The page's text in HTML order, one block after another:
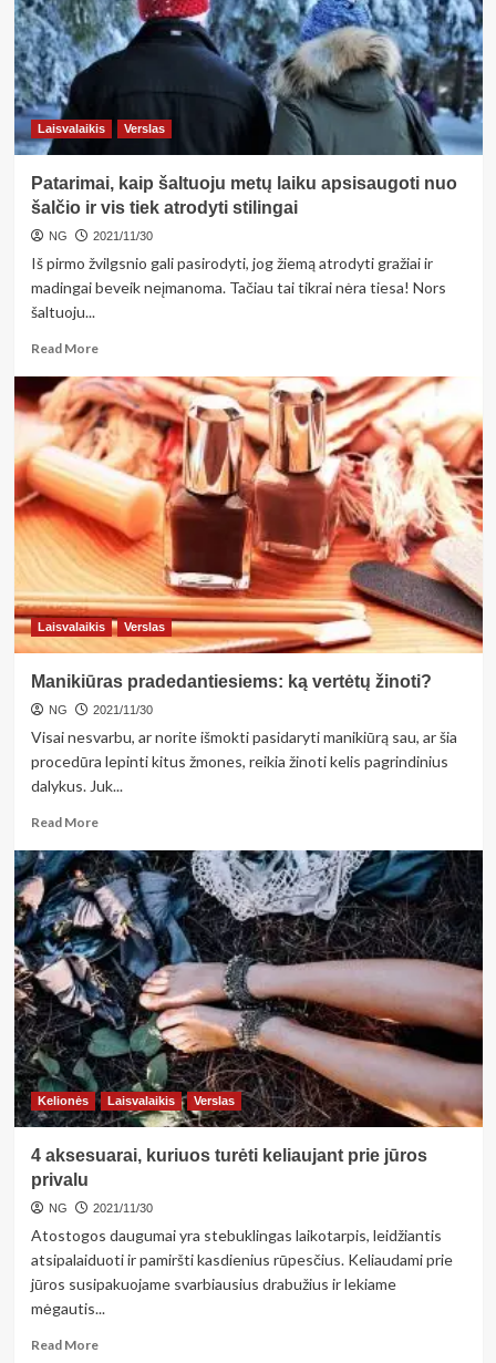
Laisvalaikis Verslas
Patarimai, kaip šaltuoju metų laiku apsisaugoti nuo
šalčio ir vis tiek atrodyti stilingai
NG 2021/11/30
Iš pirmo žvilgsnio gali pasirodyti, jog žiemą atrodyti gražiai ir
madingai beveik neįmanoma. Tačiau tai tikrai nėra tiesa! Nors
šaltuoju...
Read MoreRead
about
Patarimai,
kaip
šaltuoju
metų
laiku
apsisaugoti
nuo
šalčio
ir
vis
tiek
atrodyti
Laisvalaikis Verslas
Manikiūras pradedantiesiems: ką vertėtų žinoti?
NG 2021/11/30
Visai nesvarbu, ar norite išmokti pasidaryti manikiūrą sau, ar šia
procedūra lepinti kitus žmones, reikia žinoti kelis pagrindinius
dalykus. Juk...
Read MoreRead
about
Manikiūras
pradedantiesiems:
ką
vertėtų
žinoti?
Kelionės Laisvalaikis Verslas
4 aksesuarai, kuriuos turėti keliaujant prie jūros
privalu
NG 2021/11/30
Atostogos daugumai yra stebuklingas laikotarpis, leidžiantis
atsipalaiduoti ir pamiršti kasdienius rūpesčius. Keliaudami prie
jūros susipakuojame svarbiausius drabužius ir lekiame
mėgautis...
Read MoreRead